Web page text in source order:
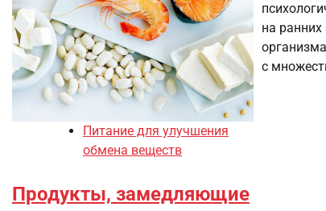
Питание для улучшения
обмена веществ
Продукты, замедляющие
на
с